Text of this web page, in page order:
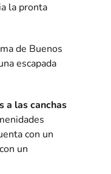
la pronta
de Buenos
escapada
a las canchas
con un
un